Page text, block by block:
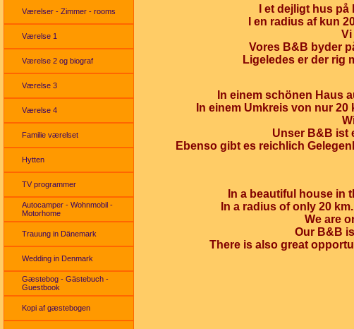
Værelser - Zimmer - rooms
Værelse 1
Værelse 2 og biograf
Værelse 3
Værelse 4
Familie værelset
Hytten
TV programmer
Autocamper - Wohnmobil -
Motorhome
Trauung in Dänemark
Wedding in Denmark
Gæstebog - Gästebuch -
Guestbook
Kopi af gæstebogen
I et dejligt hus
I en radius af kun
Vores B&B byder
Ligeledes er der rig
In einem schönen Haus
In einem Umkreis von nur
Unser B&B ist
Ebenso gibt es reichlich
In a beautiful house in
In a radius of only 20
We are
Our B&B
There is also great